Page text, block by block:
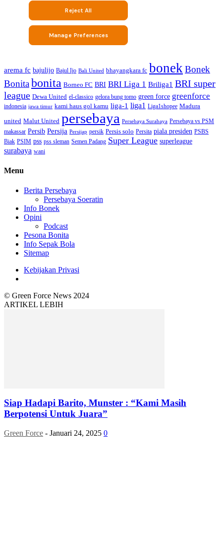
arema fc bajulijo Bajul Ijo Bali United bhayangkara fc bonekBonek
Bonitabonita Borneo FC BRI BRI Liga 1 Briliga1 BRI super
league Dewa United el-classico gelora bung tomo green force greenforce
indonesia jawa timur kami haus gol kamu liga-1 liga1 Liga1shopee Madura
united Malut United persebaya Persebaya Surabaya Persebaya vs PSM
makassar Persib Persija Persijap persik Persis solo Persita piala presiden PSBS
Biak PSIM pss pss sleman Semen Padang Super League superleague
surabaya wani
Menu
Berita Persebaya
Persebaya Soeratin
Info Bonek
Opini
Podcast
Pesona Bonita
Info Sepak Bola
Sitemap
Kebijakan Privasi
© Green Force News 2024
ARTIKEL LEBIH
Siap Hadapi Barito, Munster : “Kami Masih
Berpotensi Untuk Juara”
Green Force - Januari 24, 2025 0